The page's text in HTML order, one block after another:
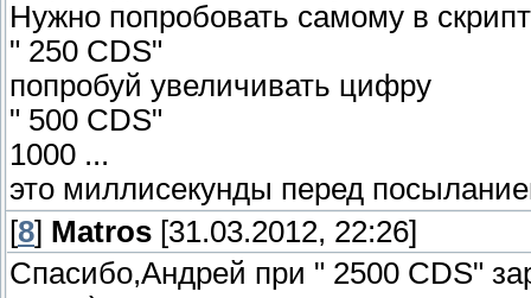
Нужно попробовать самому в
" 250 CDS"
попробуй увеличивать цифру
" 500 CDS"
1000 ...
это миллисекунды перед
[8] Matros [31.03.2012, 22:26]
Спасибо,Андрей при " 2500 CDS"